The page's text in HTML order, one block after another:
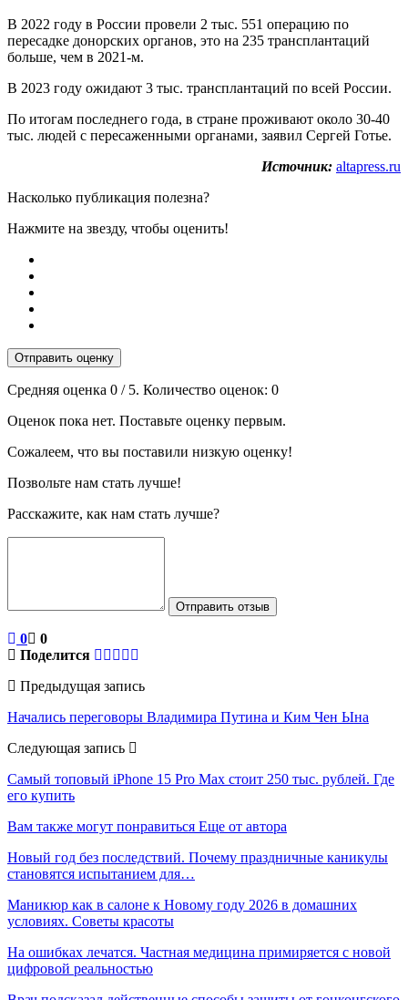
В 2022 году в России провели 2 тыс. 551 операцию по
пересадке донорских органов, это на 235 трансплантаций
больше, чем в 2021-м.
В 2023 году ожидают 3 тыс. трансплантаций по всей России.
По итогам последнего года, в стране проживают около 30-40
тыс. людей с пересаженными органами, заявил Сергей Готье.
Источник: altapress.ru
Насколько публикация полезна?
Нажмите на звезду, чтобы оценить!
Отправить оценку
Средняя оценка 0 / 5. Количество оценок: 0
Оценок пока нет. Поставьте оценку первым.
Сожалеем, что вы поставили низкую оценку!
Позвольте нам стать лучше!
Расскажите, как нам стать лучше?
Отправить отзыв
0
0
Поделится
Предыдущая запись
Начались переговоры Владимира Путина и Ким Чен Ына
Следующая запись
Самый топовый iPhone 15 Pro Max стоит 250 тыс. рублей. Где
его купить
Вам также могут понравиться Еще от автора
Новый год без последствий. Почему праздничные каникулы
становятся испытанием для…
Маникюр как в салоне к Новому году 2026 в домашних
условиях. Советы красоты
На ошибках лечатся. Частная медицина примиряется с новой
цифровой реальностью